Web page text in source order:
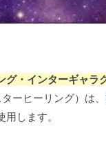
グ・インターギャラ
ーヒーリング）は、
用します。